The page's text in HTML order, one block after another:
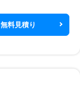
無料見積り